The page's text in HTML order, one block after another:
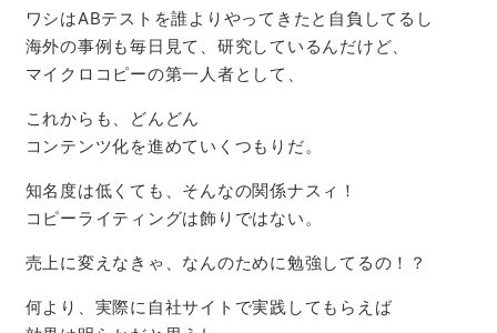
ワシはABテストを誰よりやってきたと自負してるし
海外の事例も毎日見て、研究しているんだけど、
マイクロコピーの第一人者として、
これからも、どんどん
コンテンツ化を進めていくつもりだ。
知名度は低くても、そんなの関係ナスィ！
コピーライティングは飾りではない。
売上に変えなきゃ、なんのために勉強してるの！？
何より、実際に自社サイトで実践してもらえば